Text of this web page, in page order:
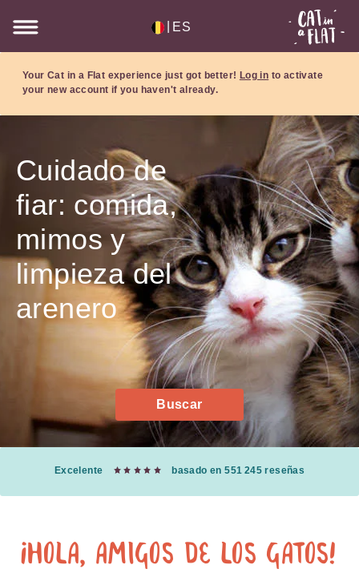
ES
Your Cat in a Flat experience just got better! Log in to activate
your new account if you haven't already.
Cuidado de
fiar: comida,
mimos y
limpieza del
arenero
Buscar
Excelente basado en 551 245 reseñas
¡Hola, amigos de los gatos!